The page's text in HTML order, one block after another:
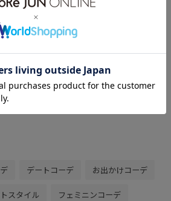
2BUY10%OFF
ROPÉ PICNIC PASSAGE
ゴールド / F
¥2,090
デートコーデ お出かけコーデ
スタイル フェミニンコーデ